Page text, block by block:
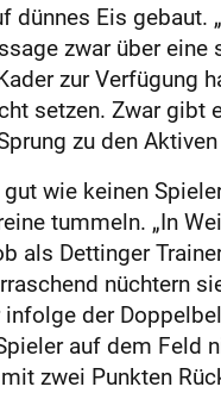
dünnes Eis
zwar über
zur Verfügung
setzen. Zwar
zu den
wie keinen
tummeln. „In
als Dettinger
nüchtern
der
auf dem Feld
zwei Punkten